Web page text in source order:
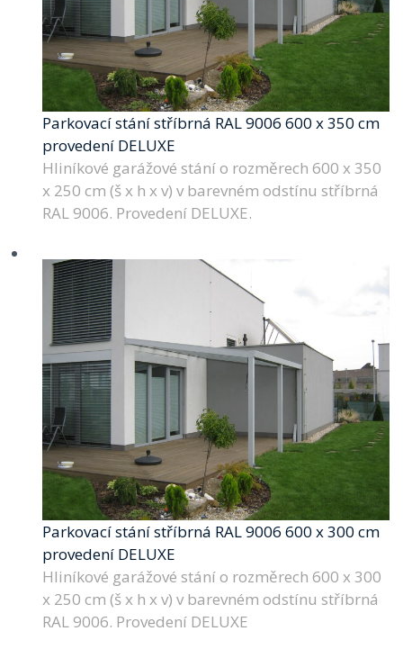
Parkovací stání stříbrná RAL 9006 600 x 350 cm
provedení DELUXE
Hliníkové garážové stání o rozměrech 600 x 350
x 250 cm (š x h x v) v barevném odstínu stříbrná
RAL 9006. Provedení DELUXE.
Parkovací stání stříbrná RAL 9006 600 x 300 cm
provedení DELUXE
Hliníkové garážové stání o rozměrech 600 x 300
x 250 cm (š x h x v) v barevném odstínu stříbrná
RAL 9006. Provedení DELUXE